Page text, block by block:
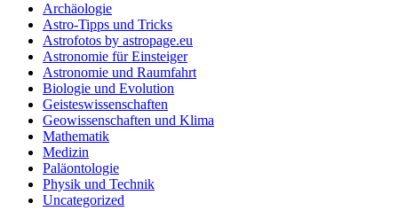
Archäologie
Astro-Tipps und Tricks
Astrofotos by astropage.eu
Astronomie für Einsteiger
Astronomie und Raumfahrt
Biologie und Evolution
Geisteswissenschaften
Geowissenschaften und Klima
Mathematik
Medizin
Paläontologie
Physik und Technik
Uncategorized